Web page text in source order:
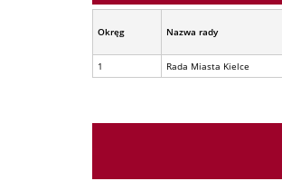
Okręg Nazwa rady
1
Rada Miasta Kielce